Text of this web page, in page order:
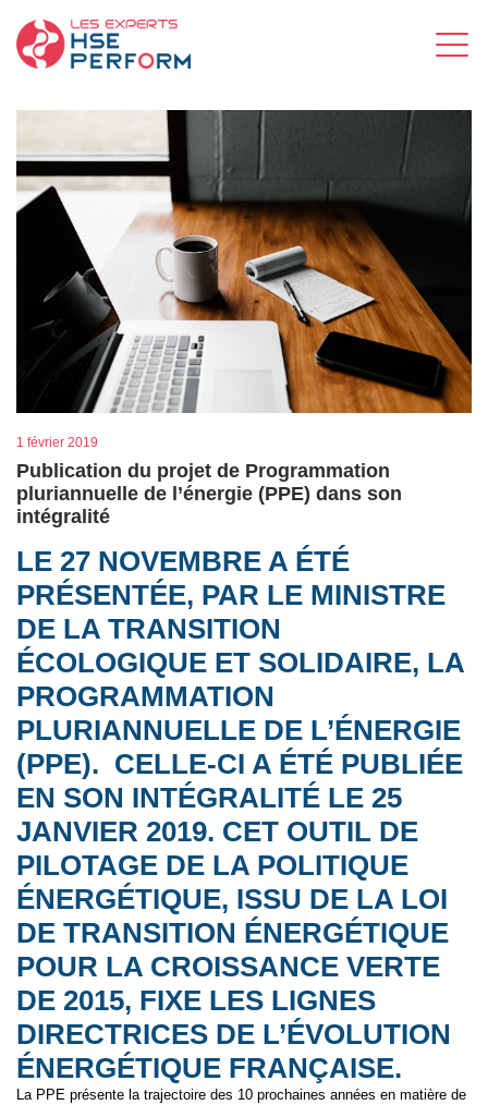
1 février 2019
Publication du projet de Programmation
pluriannuelle de l’énergie (PPE) dans son
intégralité
LE 27 NOVEMBRE A ÉTÉ
PRÉSENTÉE, PAR LE MINISTRE
DE LA TRANSITION
ÉCOLOGIQUE ET SOLIDAIRE, LA
PROGRAMMATION
PLURIANNUELLE DE L’ÉNERGIE
(PPE). CELLE-CI A ÉTÉ PUBLIÉE
EN SON INTÉGRALITÉ LE 25
JANVIER 2019. CET OUTIL DE
PILOTAGE DE LA POLITIQUE
ÉNERGÉTIQUE, ISSU DE LA LOI
DE TRANSITION ÉNERGÉTIQUE
POUR LA CROISSANCE VERTE
DE 2015, FIXE LES LIGNES
DIRECTRICES DE L’ÉVOLUTION
ÉNERGÉTIQUE FRANÇAISE.
La PPE présente la trajectoire des 10 prochaines années en matière de